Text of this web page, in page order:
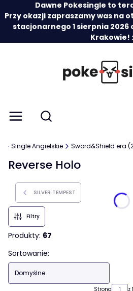
Dawne Pokesingle to
Przy okazji zapraszamy was na
stacjonarnego 1 sierpnia 2026
Krakowie!
Menu Otwórz wyszukiwarkę
Szukaj
Single Angielskie Sword&Shield era
Reverse Holo
SILVER TEMPEST
Filtry
Produkty: 67
Lista produktów
Sortowanie:
Domyślne
Strona z 1